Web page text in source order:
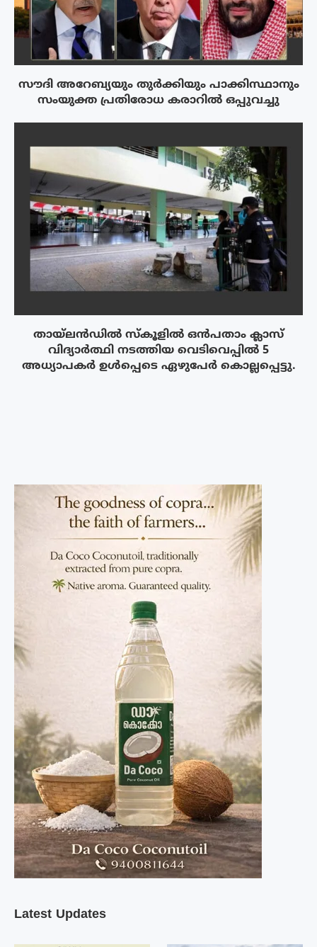
സൗദി അറേബ്യയും തുർക്കിയും പാക്കിസ്ഥാനും
സംയുക്ത പ്രതിരോധ കരാറിൽ ഒപ്പുവച്ചു
തായ്‌ലൻഡിൽ സ്കൂളിൽ ഒൻപതാം ക്ലാസ്
വിദ്യാർത്ഥി നടത്തിയ വെടിവെപ്പിൽ 5
അധ്യാപകർ ഉൾപ്പെടെ ഏഴുപേർ കൊല്ലപ്പെട്ടു.
Latest Updates